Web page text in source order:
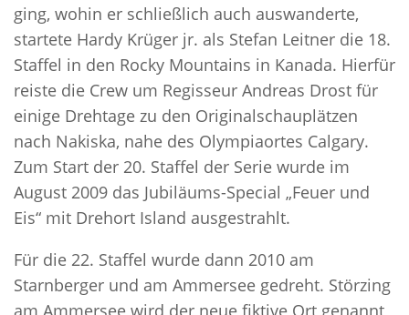
ging, wohin er schließlich auch auswanderte,
startete Hardy Krüger jr. als Stefan Leitner die 18.
Staffel in den Rocky Mountains in Kanada. Hierfür
reiste die Crew um Regisseur Andreas Drost für
einige Drehtage zu den Originalschauplätzen
nach Nakiska, nahe des Olympiaortes Calgary.
Zum Start der 20. Staffel der Serie wurde im
August 2009 das Jubiläums-Special „Feuer und
Eis“ mit Drehort Island ausgestrahlt.
Für die 22. Staffel wurde dann 2010 am
Starnberger und am Ammersee gedreht. Störzing
am Ammersee wird der neue fiktive Ort genannt,